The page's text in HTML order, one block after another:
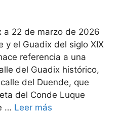
a 22 de marzo de 2026
y el Guadix del siglo XIX
referencia a una
del Guadix histórico,
del Duende, que
del Conde Luque
… Leer más